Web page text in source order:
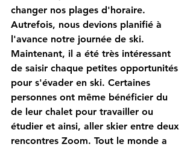
changer nos plages d'horaire.
Autrefois, nous devions planifié à
l'avance notre journée de ski.
Maintenant, il a été très intéressant
de saisir chaque petites opportunités
pour s'évader en ski. Certaines
personnes ont même bénéficier du
de leur chalet pour travailler ou
étudier et ainsi, aller skier entre deux
rencontres Zoom. Tout le monde a